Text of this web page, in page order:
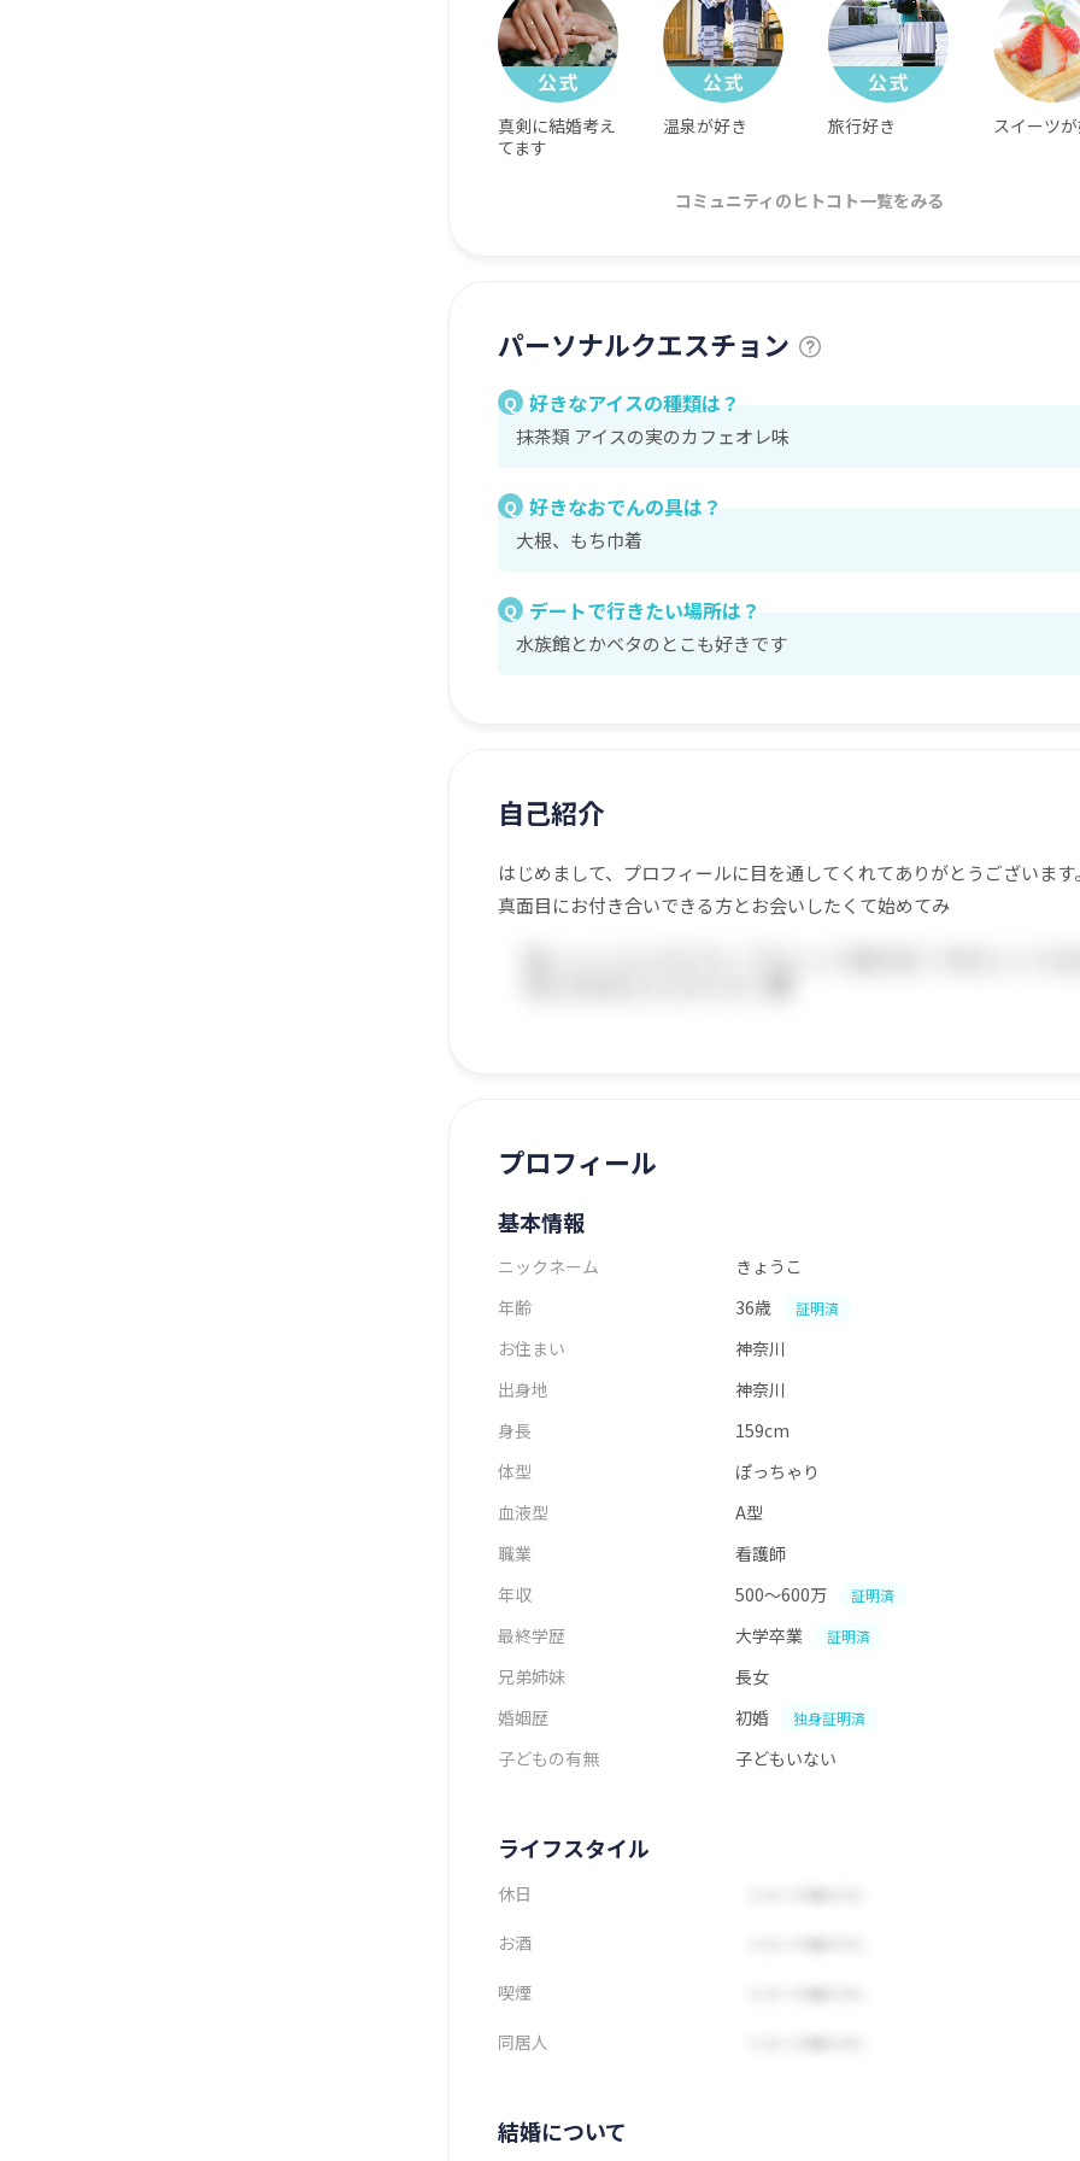
真剣に結婚考え
てます
温泉が好き 旅行好き スイーツ
コミュニティのヒトコト一覧をみる
パーソナルクエスチョン
Q 好きなアイスの種類は？
抹茶類 アイスの実のカフェオレ味
Q 好きなおでんの具は？
大根、もち巾着
Q デートで行きたい場所は？
水族館とかベタのとこも好きです
自己紹介
はじめまして、プロフィールに目を通してくれてありがとうございます
真面目にお付き合いできる方とお会いしたくて始めてみ
プロフィール
基本情報
ニックネーム
きょうこ
年齢
36歳 証明済
お住まい
神奈川
出身地
神奈川
身長
159cm
体型
ぽっちゃり
血液型
A型
職業
看護師
年収
500～600万 証明済
最終学歴 大学卒業 証明済
兄弟姉妹
長女
婚姻歴
初婚 独身証明済
子どもの有無 子どもいない
ライフスタイル
休日
お酒
喫煙
同居人
結婚について